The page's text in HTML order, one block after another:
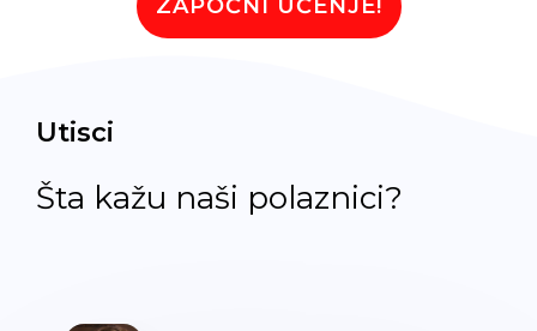
ZAPOČNI UČENJE!
Utisci
Šta kažu naši polaznici?